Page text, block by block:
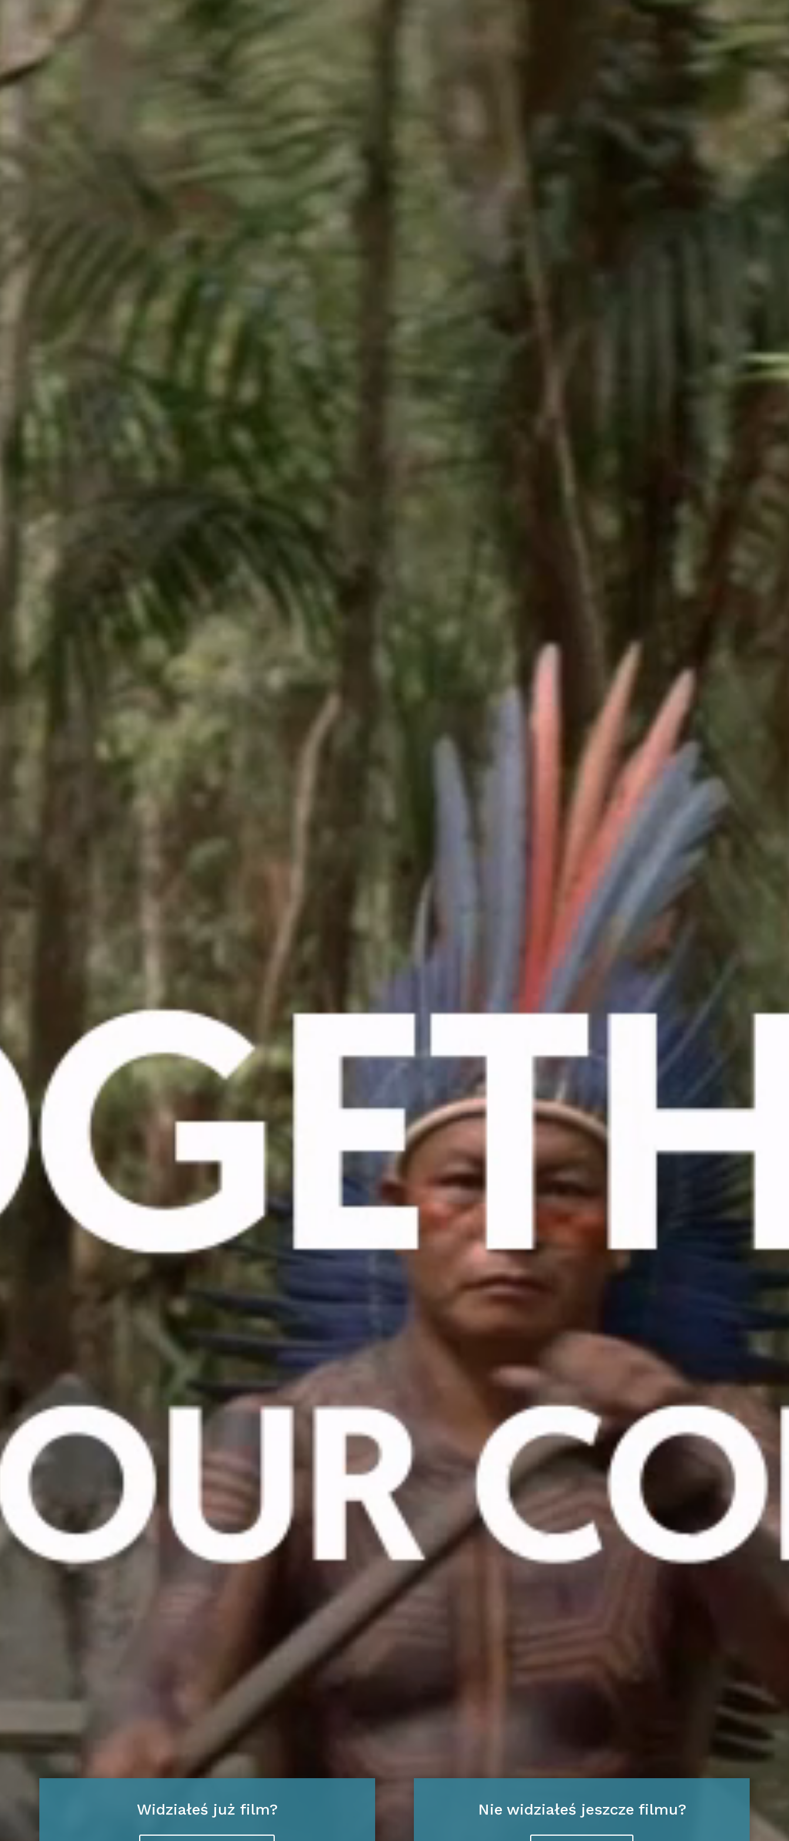
Widziałeś już film? Nie widziałeś jeszcze filmu?